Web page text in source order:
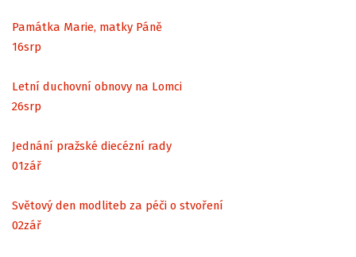
Památka Marie, matky Páně
16srp
Letní duchovní obnovy na Lomci
26srp
Jednání pražské diecézní rady
01zář
Světový den modliteb za péči o stvoření
02zář